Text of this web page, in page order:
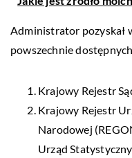
Administrator pozyskał
powszechnie
Krajowy Rejestr
Krajowy Rejestr
Narodowej
Urząd